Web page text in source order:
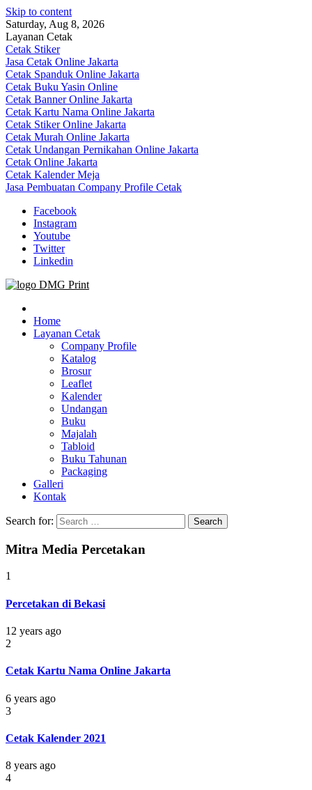
Skip to content
Saturday, Aug 8, 2026
Layanan Cetak
Cetak Stiker
Jasa Cetak Online Jakarta
Cetak Spanduk Online Jakarta
Cetak Buku Yasin Online
Cetak Banner Online Jakarta
Cetak Kartu Nama Online Jakarta
Cetak Stiker Online Jakarta
Cetak Murah Online Jakarta
Cetak Undangan Pernikahan Online Jakarta
Cetak Online Jakarta
Cetak Kalender Meja
Jasa Pembuatan Company Profile Cetak
Facebook
Instagram
Youtube
Twitter
Linkedin
Jasa Cetak Online DMG Printing
Home
Layanan Cetak
Company Profile
Katalog
Brosur
Leaflet
Kalender
Undangan
Buku
Majalah
Tabloid
Buku Tahunan
Packaging
Galleri
Kontak
Search for:
Mitra Media Percetakan
1
Percetakan di Bekasi
12 years ago
2
Cetak Kartu Nama Online Jakarta
6 years ago
3
Cetak Kalender 2021
8 years ago
4